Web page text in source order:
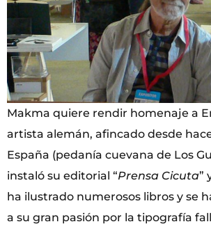
Makma quiere rendir homenaje a
artista alemán, afincado desde
España (pedanía cuevana de Los
instaló su editorial “Prensa Cicuta”
ha ilustrado numerosos libros y se
a su gran pasión por la tipografía